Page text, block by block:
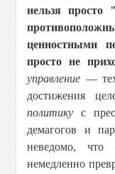
нельзя просто
ценностными
просто не
управление —
достижения
политику с
демагогов и
неведомо, что
немедленно